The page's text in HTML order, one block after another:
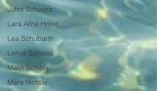
Jules Schwarz
Lara Alina Hofer
Lea Schubarth
Lenya Schiess
Malin Schiller
Mara Richter